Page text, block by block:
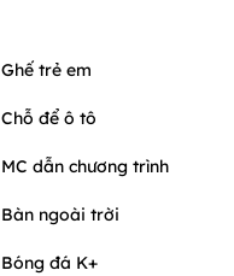
Ghế trẻ em
Chỗ để ô tô
MC dẫn chương trình
Bàn ngoài trời
Bóng đá K+